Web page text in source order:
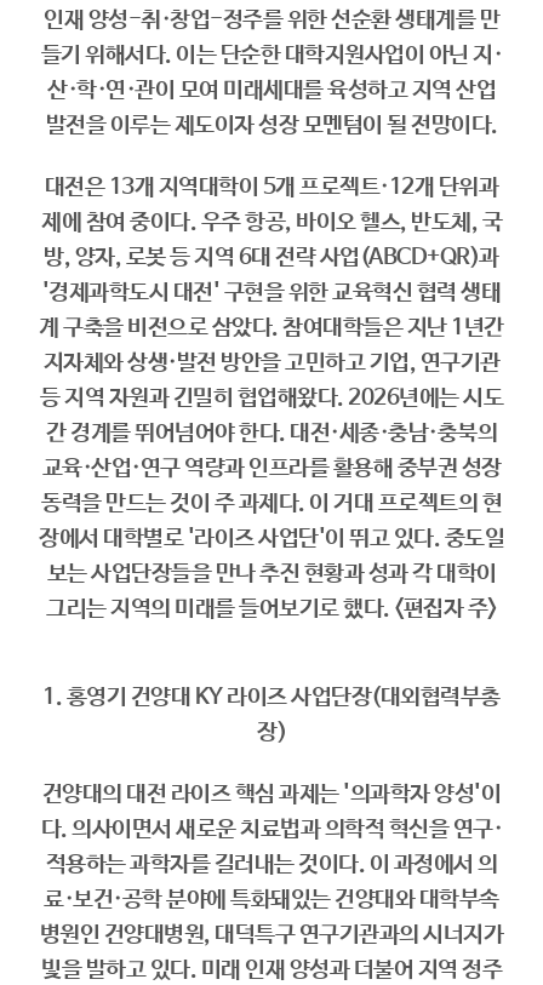
인재 양성-취·창업-정주를 위한 선순환 생태계를 만
들기 위해서다. 이는 단순한 대학지원사업이 아닌 지·
산·학·연·관이 모여 미래세대를 육성하고 지역 산업
발전을 이루는 제도이자 성장 모멘텀이 될 전망이다.
대전은 13개 지역대학이 5개 프로젝트·12개 단위과
제에 참여 중이다. 우주 항공, 바이오 헬스, 반도체, 국
방, 양자, 로봇 등 지역 6대 전략 사업(ABCD+QR)과
'경제과학도시 대전' 구현을 위한 교육혁신 협력 생태
계 구축을 비전으로 삼았다. 참여대학들은 지난 1년간
지자체와 상생·발전 방안을 고민하고 기업, 연구기관
등 지역 자원과 긴밀히 협업해왔다. 2026년에는 시도
간 경계를 뛰어넘어야 한다. 대전·세종·충남·충북의
교육·산업·연구 역량과 인프라를 활용해 중부권 성장
동력을 만드는 것이 주 과제다. 이 거대 프로젝트의 현
장에서 대학별로 '라이즈 사업단'이 뛰고 있다. 중도일
보는 사업단장들을 만나 추진 현황과 성과 각 대학이
그리는 지역의 미래를 들어보기로 했다. <편집자 주>
1. 홍영기 건양대 KY 라이즈 사업단장(대외협력부총
장)
건양대의 대전 라이즈 핵심 과제는 '의과학자 양성'이
다. 의사이면서 새로운 치료법과 의학적 혁신을 연구·
적용하는 과학자를 길러내는 것이다. 이 과정에서 의
료·보건·공학 분야에 특화돼있는 건양대와 대학부속
병원인 건양대병원, 대덕특구 연구기관과의 시너지가
빛을 발하고 있다. 미래 인재 양성과 더불어 지역 정주